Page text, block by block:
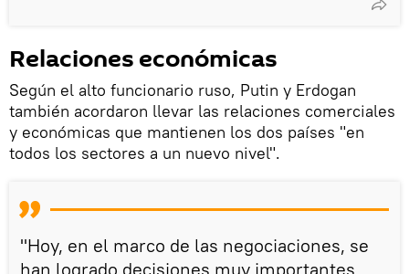
Relaciones económicas
Según el alto funcionario ruso, Putin y Erdogan
también acordaron llevar las relaciones comerciales
y económicas que mantienen los dos países "en
todos los sectores a un nuevo nivel".
"Hoy, en el marco de las negociaciones, se
han logrado decisiones muy importantes